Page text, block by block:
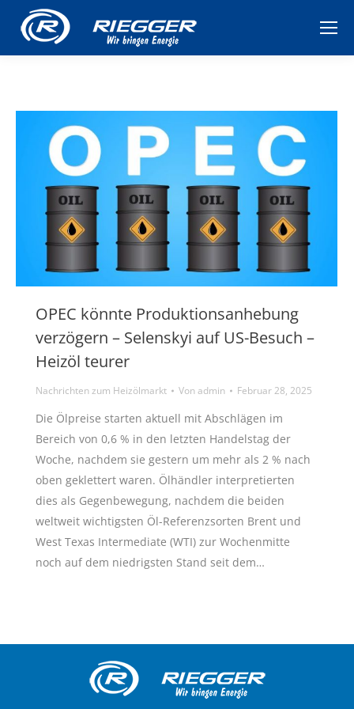
OPEC könnte Produktionsanhebung
verzögern – Selenskyi auf US-Besuch –
Heizöl teurer
Nachrichten zum Heizölmarkt Vonadmin Februar 28, 2025
Die Ölpreise starten aktuell mit Abschlägen im
Bereich von 0,6 % in den letzten Handelstag der
Woche, nachdem sie gestern um mehr als 2 % nach
oben geklettert waren. Ölhändler interpretierten
dies als Gegenbewegung, nachdem die beiden
weltweit wichtigsten Öl-Referenzsorten Brent und
West Texas Intermediate (WTI) zur Wochenmitte
noch auf dem niedrigsten Stand seit dem…